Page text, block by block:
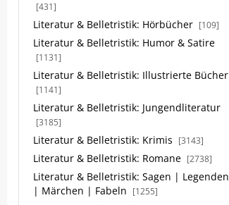
[431]
Literatur & Belletristik: Hörbücher [109]
Literatur & Belletristik: Humor & Satire
[1131]
Literatur & Belletristik: Illustrierte Bücher
[1141]
Literatur & Belletristik: Jungendliteratur
[3185]
Literatur & Belletristik: Krimis [3143]
Literatur & Belletristik: Romane [2738]
Literatur & Belletristik: Sagen | Legenden
| Märchen | Fabeln
[1255]